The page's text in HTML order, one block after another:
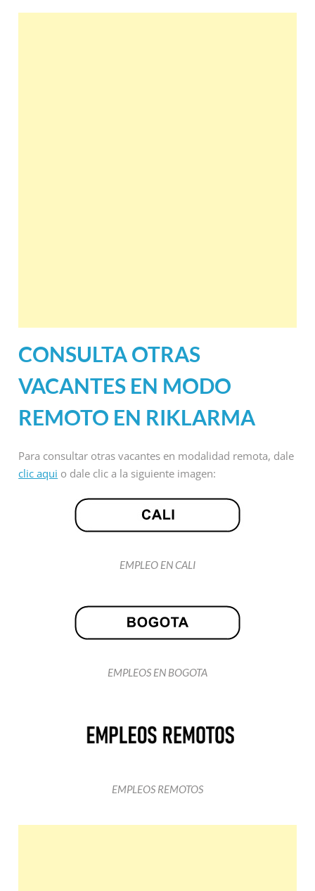
CONSULTA OTRAS
VACANTES EN MODO
REMOTO EN RIKLARMA
Para consultar otras vacantes en modalidad remota, dale
clic aqui o dale clic a la siguiente imagen:
EMPLEO EN CALI
EMPLEOS EN BOGOTA
EMPLEOS REMOTOS